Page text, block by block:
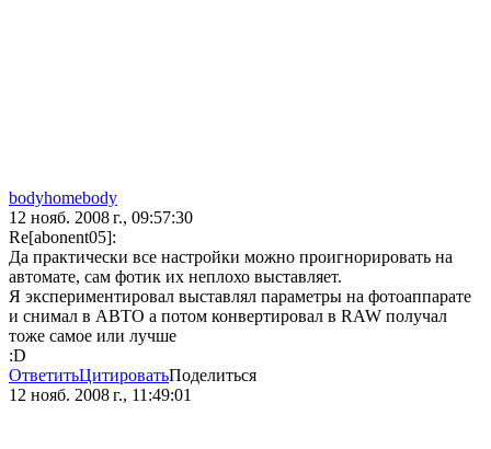
bodyhomebody
12 нояб. 2008 г., 09:57:30
Re[abonent05]:
Да практически все настройки можно проигнорировать на
автомате, сам фотик их неплохо выставляет.
Я экспериментировал выставлял параметры на фотоаппарате
и снимал в АВТО а потом конвертировал в RAW получал
тоже самое или лучше
:D
ОтветитьЦитироватьПоделиться
12 нояб. 2008 г., 11:49:01